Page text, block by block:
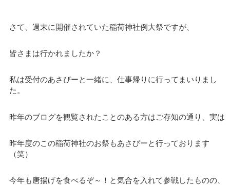
さて、週末に開催されていた稲荷神社例大祭ですが、
皆さまは行かれましたか？
私は受付のあさぴーと一緒に、仕事帰りに行ってまいりまし
た。
昨年のブログを観覧されたことのある方はご存知の通り、実は
昨年度のこの稲荷神社のお祭もあさぴーと行っております
（笑）
今年も唐揚げを食べるぞ～！と気合を入れて参戦したものの、